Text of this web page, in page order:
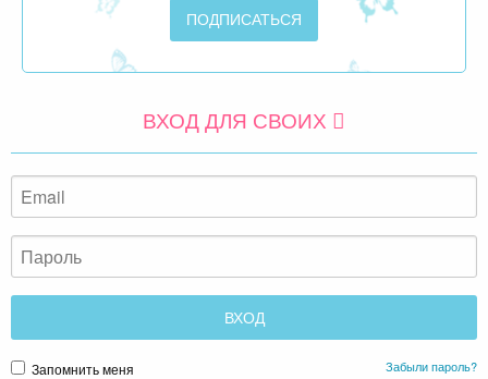
ВХОД ДЛЯ СВОИХ
Запомнить меня Забыли пароль?